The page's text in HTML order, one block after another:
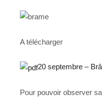
A télécharger
20 septembre –
Pour pouvoir observer